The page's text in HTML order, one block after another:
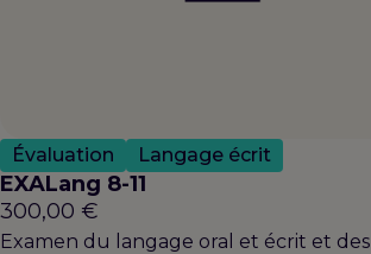
Évaluation Langage écrit
EXALang 8-11
300,00 €
Examen du langage oral et écrit et des